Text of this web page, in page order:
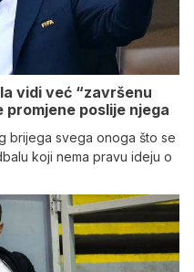
vidi već “završenu
poslije njega
brijega svega onoga što se
koji nema pravu ideju o